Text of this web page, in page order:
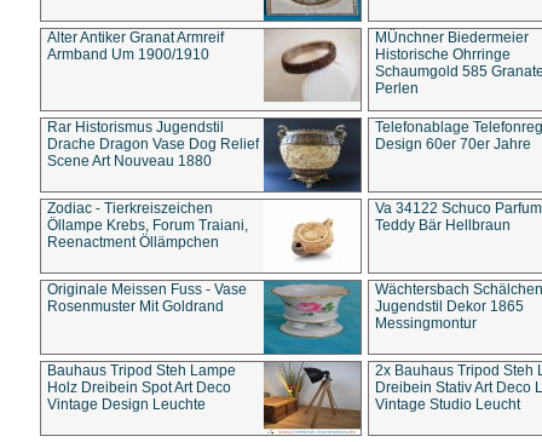
Alter Antiker Granat Armreif
Armband Um 1900/1910
MÜnchner Biedermeier
Historische Ohrringe
Schaumgold 585
Perlen
Rar Historismus Jugendstil
Drache Dragon Vase Dog Relief
Scene Art Nouveau 1880
Telefonablage
Design 60er 70er Jahre
Zodiac - Tierkreiszeichen
Öllampe Krebs, Forum Traiani,
Reenactment Öllämpchen
Va 34122 Schuco
Teddy Bär Hellbraun
Originale Meissen Fuss - Vase
Rosenmuster Mit Goldrand
Wächtersbach Schälchen
Jugendstil Dekor 1865
Messingmontur
Bauhaus Tripod Steh Lampe
Holz Dreibein Spot Art Deco
Vintage Design Leuchte
2x Bauhaus Tripod Steh
Dreibein Stativ Art Deco
Vintage Studio Leucht